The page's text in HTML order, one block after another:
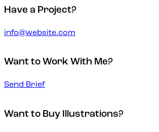
Have a Project?
info@website.com
Want to Work With Me?
Send Brief
Want to Buy Illustrations?